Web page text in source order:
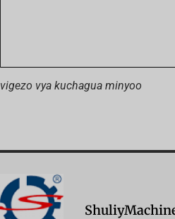
vigezo vya kuchagua minyoo